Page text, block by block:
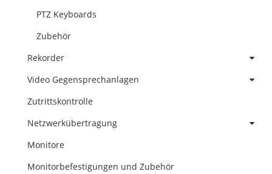
PTZ Keyboards
Zubehör
Rekorder
Video Gegensprechanlagen
Zutrittskontrolle
Netzwerkübertragung
Monitore
Monitorbefestigungen und Zubehör